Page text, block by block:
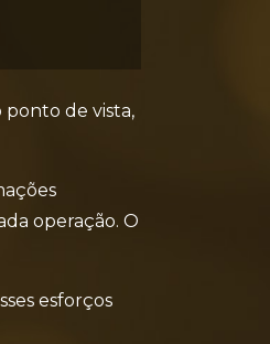
ponto de vista,
operação. O
esforços